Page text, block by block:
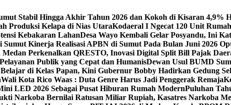
Stabil Hingga Akhir Tahun 2026 dan Kokoh di Kisaran 4,9%
Produksi Kelapa di Nias UtaraKodaeral I Ngecat 120 Unit
Kebakaran LahanDesa Wayo Kembali Gelar Posyandu, Ini
Sumut Kinerja Realisasi APBN di Sumut Pada Bulan Juni 2026
Medan Perkenalkan QRESTO, Inovasi Digital Split Bill Pajak
Publik yang Cepat dan HumanisDewan Usul BUMD
di Kelas Papan, Kini Gubernur Bobby Hadirkan Gedung
Wali Kota Rico Waas : Duta Genre Harus Jadi Penggerak Remaja
LED 2026 Sebagai Pusat Hiburan Rumah ModernPuluhan
Narkoba Bernilai Ratusan Miliar Rupiah, Kasatres Narkoba